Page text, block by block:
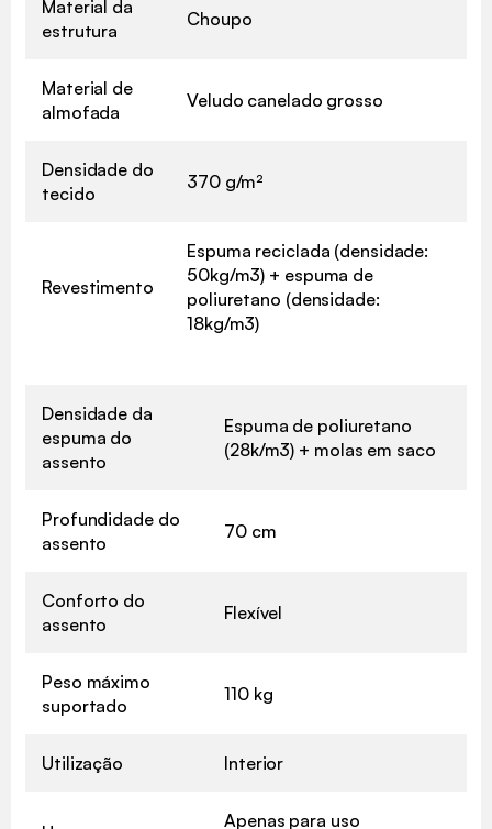
Material da
estrutura
Choupo
Material de
almofada
Veludo canelado grosso
Densidade do
tecido
370 g/m²
Revestimento
Espuma reciclada (densidade:
50kg/m3) + espuma de
poliuretano (densidade:
18kg/m3)
Densidade da
espuma do
assento
Espuma de poliuretano
(28k/m3) + molas em saco
Profundidade do
assento
70 cm
Conforto do
assento
Flexível
Peso máximo
suportado
110 kg
Utilização Interior
Apenas para uso